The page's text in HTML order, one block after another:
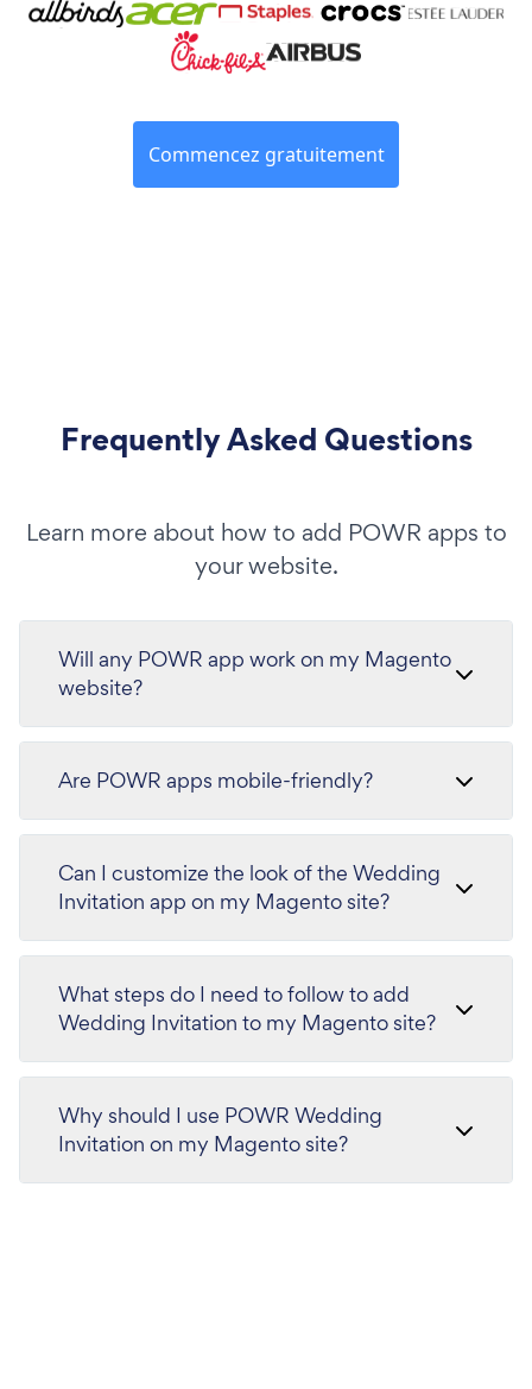
Commencez gratuitement
Frequently Asked Questions
Learn more about how to add POWR apps to
your website.
Will any POWR app work on my Magento
website?
Are POWR apps mobile-friendly?
Can I customize the look of the Wedding
Invitation app on my Magento site?
What steps do I need to follow to add
Wedding Invitation to my Magento site?
Why should I use POWR Wedding
Invitation on my Magento site?